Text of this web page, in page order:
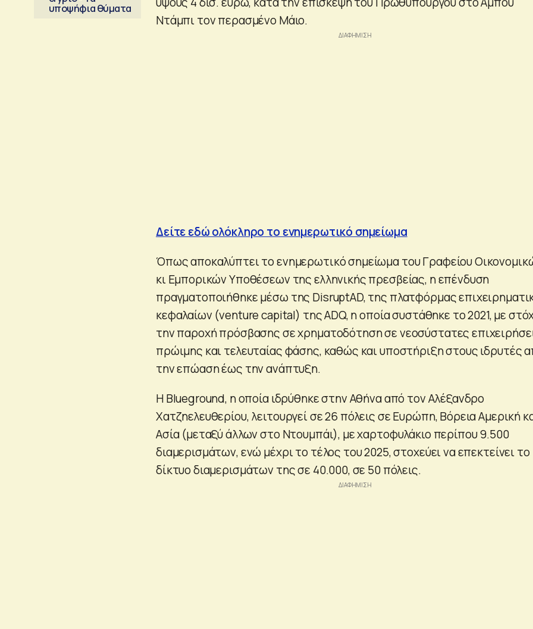
υποψήφια θύματα
Ντάμπι τον περασμένο Μάιο.
Δείτε εδώ ολόκληρο το ενημερωτικό σημείωμα
Όπως αποκαλύπτει το ενημερωτικό σημείωμα του Γραφείου
κι Εμπορικών Υποθέσεων της ελληνικής πρεσβείας, η επένδυση
πραγματοποιήθηκε μέσω της DisruptAD, της πλατφόρμας
κεφαλαίων (venture capital) της ADQ, η οποία συστάθηκε το 2021, με
την παροχή πρόσβασης σε χρηματοδότηση σε νεοσύστατες
πρώιμης και τελευταίας φάσης, καθώς και υποστήριξη στους ιδρυτές
την επώαση έως την ανάπτυξη.
Η Blueground, η οποία ιδρύθηκε στην Αθήνα από τον Αλέξανδρο
Χατζηελευθερίου, λειτουργεί σε 26 πόλεις σε Ευρώπη, Βόρεια Αμερική
Ασία (μεταξύ άλλων στο Ντουμπάι), με χαρτοφυλάκιο περίπου 9.500
διαμερισμάτων, ενώ μέχρι το τέλος του 2025, στοχεύει να επεκτείνει το
δίκτυο διαμερισμάτων της σε 40.000, σε 50 πόλεις.